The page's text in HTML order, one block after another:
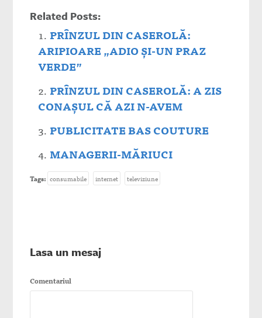
Related Posts:
PRÎNZUL DIN CASEROLĂ:
ARIPIOARE „ADIO ŞI-UN PRAZ
VERDE”
PRÎNZUL DIN CASEROLĂ: A ZIS
CONAŞUL CĂ AZI N-AVEM
PUBLICITATE BAS COUTURE
MANAGERII-MĂRIUCI
Tags: consumabile internet televiziune
Lasa un mesaj
Comentariul